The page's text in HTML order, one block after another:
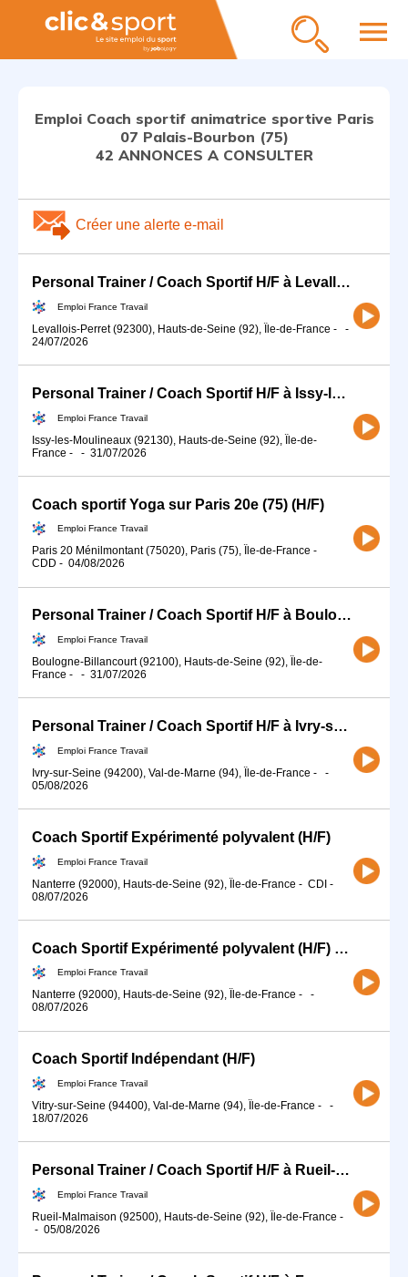
menu
Emploi Coach sportif animatrice sportive Paris
07 Palais-Bourbon (75)
42 ANNONCES A CONSULTER
Créer une alerte e-mail
Personal Trainer / Coach Sportif H/F à Levallois-Perret (92) (H/F)
Emploi France Travail
Levallois-Perret (92300), Hauts-de-Seine (92), Île-de-France -
-
24/07/2026
Personal Trainer / Coach Sportif H/F à Issy-les-Moulineaux (92) (H/F)
Emploi France Travail
Issy-les-Moulineaux (92130), Hauts-de-Seine (92), Île-de-
France - - 31/07/2026
Coach sportif Yoga sur Paris 20e (75) (H/F)
Emploi France Travail
Paris 20 Ménilmontant (75020), Paris (75), Île-de-France -
CDD - 04/08/2026
Personal Trainer / Coach Sportif H/F à Boulogne-Billancourt (92) (H/F)
Emploi France Travail
Boulogne-Billancourt (92100), Hauts-de-Seine (92), Île-de-
France - - 31/07/2026
Personal Trainer / Coach Sportif H/F à Ivry-sur-Seine (94) (H/F)
Emploi France Travail
Ivry-sur-Seine (94200), Val-de-Marne (94), Île-de-France -
-
05/08/2026
Coach Sportif Expérimenté polyvalent (H/F)
Emploi France Travail
Nanterre (92000), Hauts-de-Seine (92), Île-de-France - CDI -
08/07/2026
Coach Sportif Expérimenté polyvalent (H/F) en freelance
Emploi France Travail
Nanterre (92000), Hauts-de-Seine (92), Île-de-France -
-
08/07/2026
Coach Sportif Indépendant (H/F)
Emploi France Travail
Vitry-sur-Seine (94400), Val-de-Marne (94), Île-de-France -
-
18/07/2026
Personal Trainer / Coach Sportif H/F à Rueil-Malmaison (92) (H/F)
Emploi France Travail
Rueil-Malmaison (92500), Hauts-de-Seine (92), Île-de-France -
- 05/08/2026